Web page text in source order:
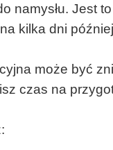
namysłu. Jest
kilka dni
może być
czas na